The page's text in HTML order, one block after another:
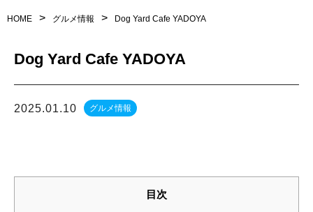
HOME > グルメ情報 > Dog Yard Cafe YADOYA
Dog Yard Cafe YADOYA
2025.01.10 グルメ情報
目次